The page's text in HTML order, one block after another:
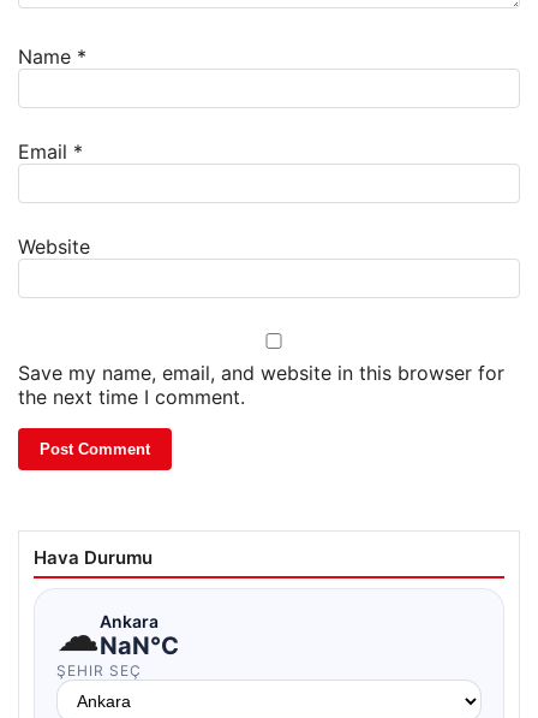
Name *
Email *
Website
Save my name, email, and website in this browser for
the next time I comment.
Hava Durumu
☁Ankara
NaN°C
ŞEHIR SEÇ